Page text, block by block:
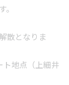
散となりま
ト地点（上細井